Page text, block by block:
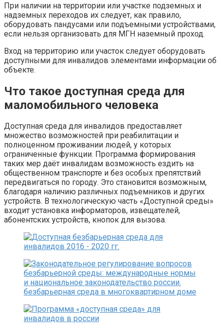
При наличии на территории или участке подземных и
надземных переходов их следует, как правило,
оборудовать пандусами или подъемными устройствами,
если нельзя организовать для МГН наземный проход.
Вход на территорию или участок следует оборудовать
доступными для инвалидов элементами информации об
объекте.
Что такое доступная среда для
маломобильного человека
Доступная среда для инвалидов предоставляет
множество возможностей при реабилитации и
полноценном проживании людей, у которых
ограниченные функции. Программа формирования
таких мер даёт инвалидам возможность ездить на
общественном транспорте и без особых препятствий
передвигаться по городу. Это становится возможным,
благодаря наличию различных подъемников и других
устройств. В технологическую часть «Доступной среды»
входит установка информаторов, извещателей,
абонентских устройств, кнопок для вызова.